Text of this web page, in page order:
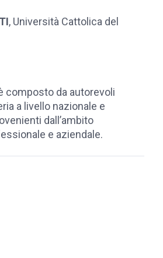
, Università Cattolica del
composto da autorevoli
a livello nazionale e
dall’ambito
e aziendale.